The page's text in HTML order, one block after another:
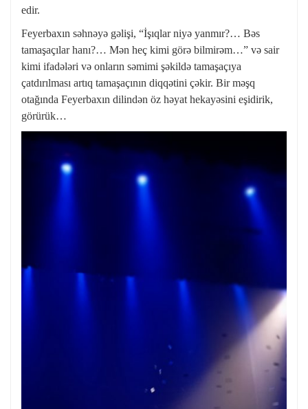
edir.
Feyerbaxın səhnəyə gəlişi, “İşıqlar niyə yanmır?… Bəs
tamaşaçılar hanı?… Mən heç kimi görə bilmirəm…” və sair
kimi ifadələri və onların səmimi şəkildə tamaşaçıya
çatdırılması artıq tamaşaçının diqqətini çəkir. Bir məşq
otağında Feyerbaxın dilindən öz həyat hekayəsini eşidirik,
görürük…